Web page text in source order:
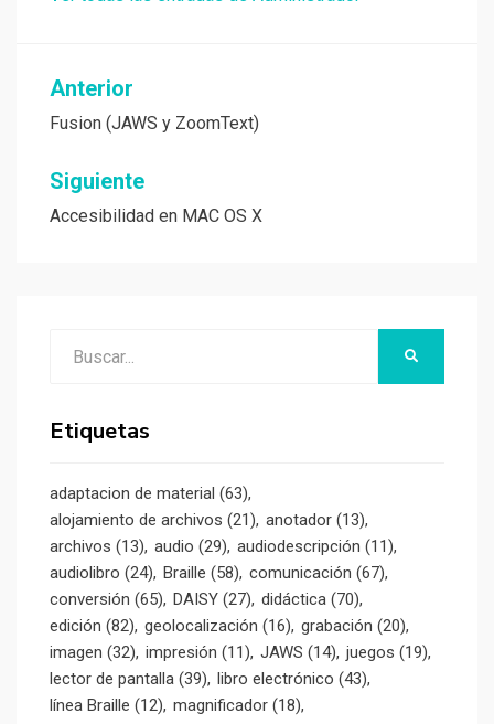
Navegación
de
entradas
Anterior
Fusion (JAWS y ZoomText)
Siguiente
Accesibilidad en MAC OS X
Etiquetas
adaptacion de material (63)
alojamiento de archivos (21) anotador (13)
archivos (13) audio (29) audiodescripción (11)
audiolibro (24) Braille (58) comunicación (67)
conversión (65) DAISY (27) didáctica (70)
edición (82) geolocalización (16) grabación (20)
imagen (32) impresión (11) JAWS (14) juegos (19)
lector de pantalla (39) libro electrónico (43)
línea Braille (12) magnificador (18)